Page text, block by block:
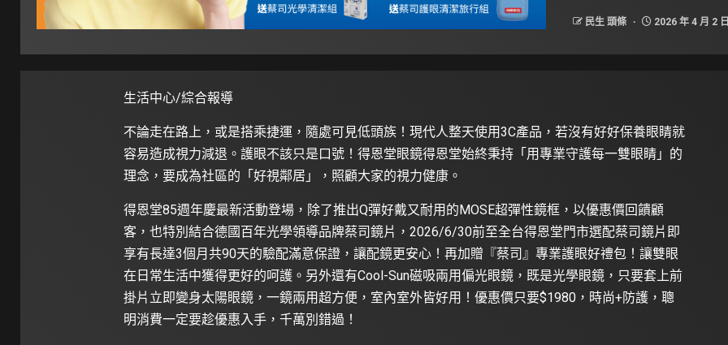
民生 頭條 2026 年 4 月 2 日
生活中心/綜合報導
不論走在路上，或是搭乘捷運，隨處可見低頭族！現代人整天使用3C產品，若沒有好好保養眼睛就
容易造成視力減退。護眼不該只是口號！得恩堂眼鏡得恩堂始終秉持「用專業守護每一雙眼睛」的
理念，要成為社區的「好視鄰居」，照顧大家的視力健康。
得恩堂85週年慶最新活動登場，除了推出Q彈好戴又耐用的MOSE超彈性鏡框，以優惠價回饋顧
客，也特別結合德國百年光學領導品牌蔡司鏡片，2026/6/30前至全台得恩堂門市選配蔡司鏡片即
享有長達3個月共90天的驗配滿意保證，讓配鏡更安心！再加贈『蔡司』專業護眼好禮包！讓雙眼
在日常生活中獲得更好的呵護。另外還有Cool-Sun磁吸兩用偏光眼鏡，既是光學眼鏡，只要套上前
掛片立即變身太陽眼鏡，一鏡兩用超方便，室內室外皆好用！優惠價只要$1980，時尚+防護，聰
明消費一定要趁優惠入手，千萬別錯過！